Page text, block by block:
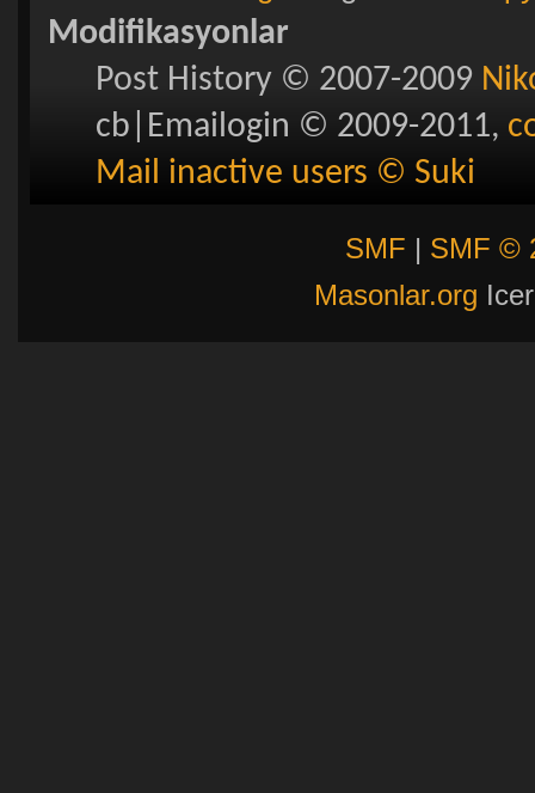
Modifikasyonlar
Post History © 2007-2009
cb|Emailogin © 2009-2011,
Mail inactive users © Suki
SMF | SMF ©
Masonlar.org